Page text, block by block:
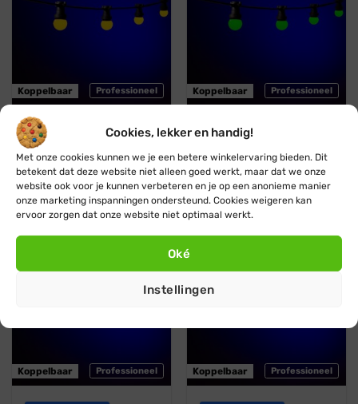
Cookies, lekker en handig!
Met onze cookies kunnen we je een betere winkelervaring bieden. Dit
betekent dat deze website niet alleen goed werkt, maar dat we onze
website ook voor je kunnen verbeteren en je op een anonieme manier
onze marketing inspanningen ondersteund. Cookies weigeren kan
ervoor zorgen dat onze website niet optimaal werkt.
Oké
Instellingen
Professioneel
Koppelbaar
Blynx Festoon
Prikkabel · Lichtsnoer ·
Koppelbaar ·1 kleur · Geel
Vanaf:€29,95 €27,95
Professioneel
Koppelbaar
Blynx Festoon
Koppelbaar · 1 kleur ·
Groen
Vanaf:€29,95 €27,95
Blauw
Professioneel
Koppelbaar
Oranje
Professioneel
Koppelbaar